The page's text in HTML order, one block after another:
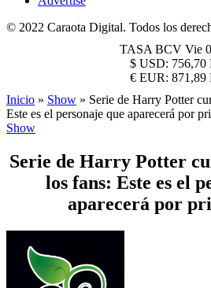
© 2022 Caraota Digital. Todos los
TASA BCV Vie
$ USD: 756,70
€ EUR: 871,89
Inicio » Show » Serie de Harry Potter
Este es el personaje que aparecerá por
Show
Serie de Harry Potter
los fans: Este es el
aparecerá por